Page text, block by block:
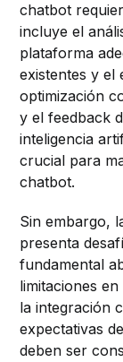
chatbot
incluye el
plataforma
existentes y el
optimización
y el feedback
inteligencia
crucial para
chatbot.
Sin embargo,
presenta
fundamental
limitaciones
la integración
expectativas
deben ser